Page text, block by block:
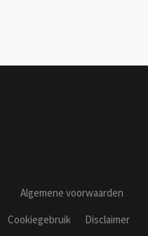
Algemene voorwaarden
Cookiegebruik Disclaimer